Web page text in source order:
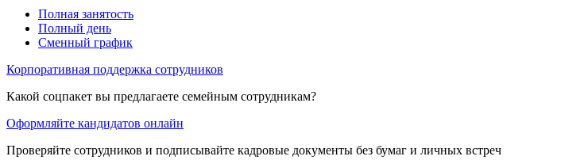
Полная занятость
Полный день
Сменный график
Корпоративная поддержка сотрудников
Какой соцпакет вы предлагаете семейным сотрудникам?
Оформляйте кандидатов онлайн
Проверяйте сотрудников и подписывайте кадровые документы без бумаг и личных встреч